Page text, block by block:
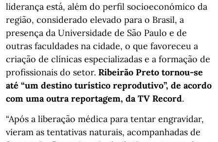
liderança está, além do perfil socioeconómico da
região, considerado elevado para o Brasil, a
presença da Universidade de São Paulo e de
outras faculdades na cidade, o que favoreceu a
criação de clínicas especializadas e a formação de
profissionais do setor. Ribeirão Preto tornou-se
até “um destino turístico reprodutivo”, de acordo
com uma outra reportagem, da TV Record.
“Após a liberação médica para tentar engravidar,
vieram as tentativas naturais, acompanhadas de